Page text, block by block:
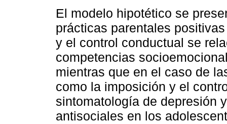
El modelo hipotético se
prácticas parentales
y el control conductual se
competencias
mientras que en el caso de
como la imposición y el
sintomatología de depresión
antisociales en los